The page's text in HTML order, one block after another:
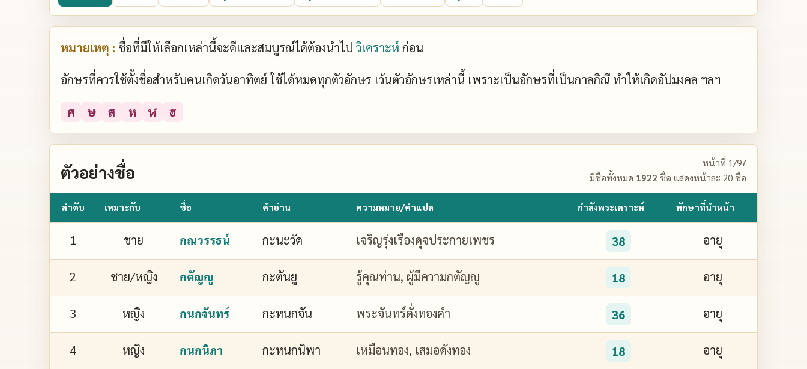
หมายเหตุ : ชื่อที่มีให้เลือกเหล่านี้จะดีและสมบูรณ์ได้ต้องนำไป วิเคราะห์ ก่อน
อักษรที่ควรใช้ตั้งชื่อสำหรับคนเกิดวันอาทิตย์ ใช้ได้หมดทุกตัวอักษร เว้นตัวอักษรเหล่านี้ เพราะเป็นอักษรที่เป็นกาลกิณี ทำให้เกิดอัปมงคล ฯลฯ
ศ ษ ส ห ฬ ฮ
ตัวอย่างชื่อ
หน้าที่ 1/97
มีชื่อทั้งหมด 1922 ชื่อ แสดงหน้าละ 20 ชื่อ
ลำดับ เหมาะกับ ชื่อ คำอ่าน ความหมาย/คำแปล กำลังพระเคราะห์ ทักษาที่นำหน้า
1 ชาย กณวรรธน์ กะนะวัด เจริญรุ่งเรืองดุจประกายเพชร 38 อายุ
2 ชาย/หญิง กตัญญู กะตันยู รู้คุณท่าน, ผู้มีความกตัญญู 18 อายุ
3 หญิง กนกจันทร์ กะหนกจัน พระจันทร์ดั่งทองคำ 36 อายุ
4 หญิง กนกนิภา กะหนกนิพา เหมือนทอง, เสมอดังทอง 18 อายุ